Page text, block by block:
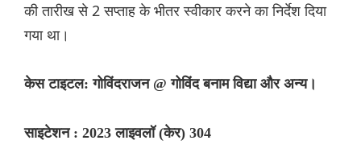
की तारीख से 2 सप्ताह के भीतर स्वीकार करने का निर्देश दिया
गया था।
केस टाइटल: गोविंदराजन @ गोविंद बनाम विद्या और अन्य।
साइटेशन : 2023 लाइवलॉ (केर) 304